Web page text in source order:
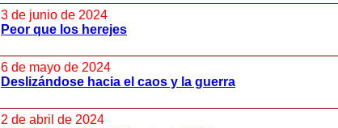
3 de junio de 2024
Peor que los herejes
6 de mayo de 2024
Deslizándose hacia el caos y la guerra
2 de abril de 2024